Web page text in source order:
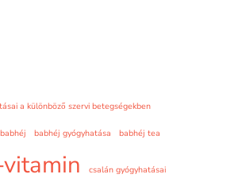
a különböző szervi betegségekben
babhéj babhéj gyógyhatása babhéj tea
csalán gyógyhatásai